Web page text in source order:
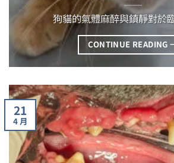
狗貓的氣體麻醉與鎮靜對於
CONTINUE READING
21
4 月